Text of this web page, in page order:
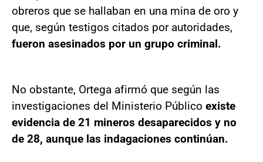
obreros que se hallaban en una mina de oro y
que, según testigos citados por autoridades,
fueron asesinados por un grupo criminal.
No obstante, Ortega afirmó que según las
investigaciones del Ministerio Público existe
evidencia de 21 mineros desaparecidos y no
de 28, aunque las indagaciones continúan.